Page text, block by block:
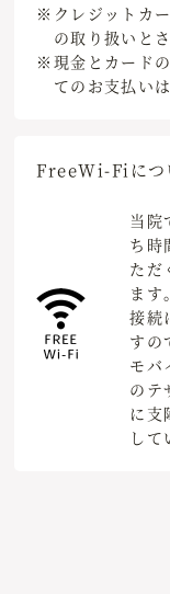
※クレジットカ
の取り扱いと
※現金とカード
てのお支払い
FreeWi-Fiにつ
当院
ち時
た
ます。
接続
すの
モバ
のテ
に支
して